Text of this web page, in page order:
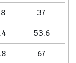
37
53.6
67